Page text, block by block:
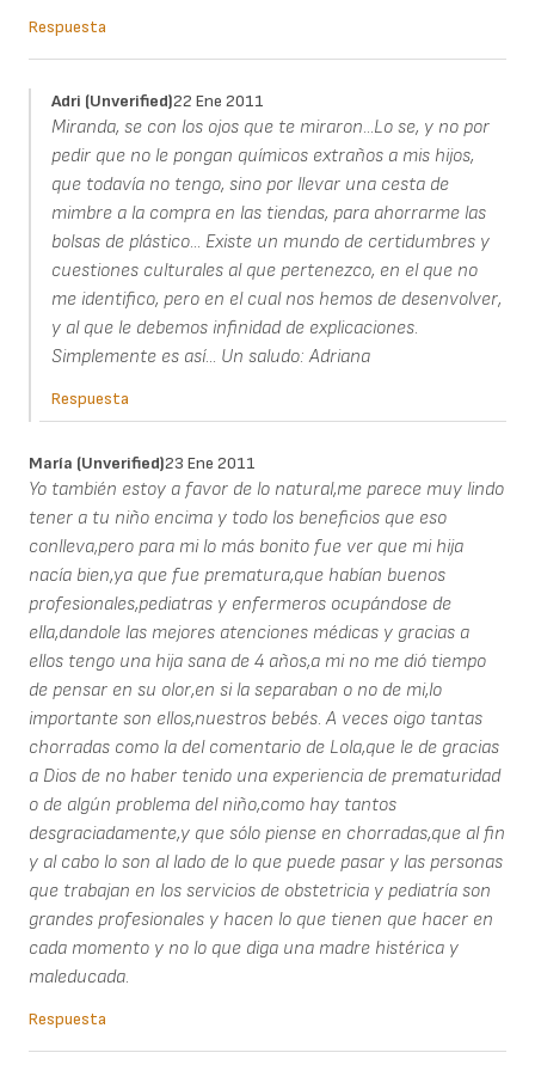
Respuesta
Adri (unverified)22 Ene 2011
Miranda, se con los ojos que te miraron...Lo se, y no por
pedir que no le pongan químicos extraños a mis hijos,
que todavía no tengo, sino por llevar una cesta de
mimbre a la compra en las tiendas, para ahorrarme las
bolsas de plástico... Existe un mundo de certidumbres y
cuestiones culturales al que pertenezco, en el que no
me identifico, pero en el cual nos hemos de desenvolver,
y al que le debemos infinidad de explicaciones.
Simplemente es así... Un saludo: Adriana
Respuesta
María (unverified)23 Ene 2011
Yo también estoy a favor de lo natural,me parece muy lindo
tener a tu niño encima y todo los beneficios que eso
conlleva,pero para mi lo más bonito fue ver que mi hija
nacía bien,ya que fue prematura,que habían buenos
profesionales,pediatras y enfermeros ocupándose de
ella,dandole las mejores atenciones médicas y gracias a
ellos tengo una hija sana de 4 años,a mi no me dió tiempo
de pensar en su olor,en si la separaban o no de mi,lo
importante son ellos,nuestros bebés. A veces oigo tantas
chorradas como la del comentario de Lola,que le de gracias
a Dios de no haber tenido una experiencia de prematuridad
o de algún problema del niño,como hay tantos
desgraciadamente,y que sólo piense en chorradas,que al fin
y al cabo lo son al lado de lo que puede pasar y las personas
que trabajan en los servicios de obstetricia y pediatría son
grandes profesionales y hacen lo que tienen que hacer en
cada momento y no lo que diga una madre histérica y
maleducada.
Respuesta